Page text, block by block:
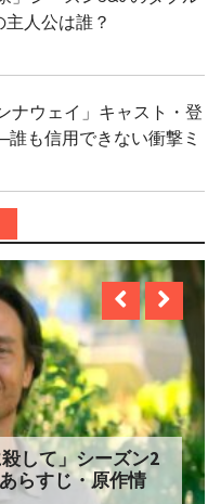
人公は誰？
ナウェイ」キャスト・登
も信用できない衝撃ミ
して」シーズン2
らすじ・原作情